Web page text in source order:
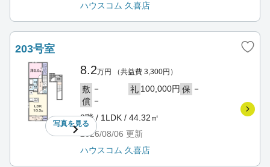
ハウスコム 久喜店
203号室
写真を見る
8.2万円 （共益費 3,300円）
敷 － 礼 100,000円 保 －
償 －
2階 / 1LDK / 44.32㎡
2026/08/06 更新
ハウスコム 久喜店